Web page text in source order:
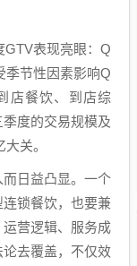
GTV表现亮眼：Q
季节性因素影响Q
店餐饮、到店综
度的交易规模及
关。
日益凸显。一个
锁餐饮，也要兼
营逻辑、服务成
去覆盖，不仅效